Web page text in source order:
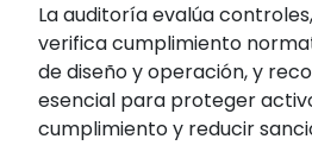
La auditoría evalúa
verifica cumplimiento
de diseño y operación, y
esencial para proteger
cumplimiento y reducir